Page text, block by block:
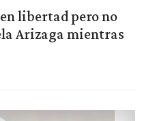
libertad pero no
Arizaga mientras